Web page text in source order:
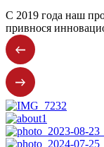
С 2019 года наш
привнося